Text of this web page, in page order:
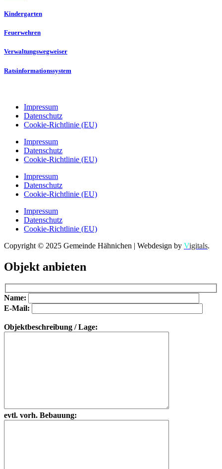
Kindergarten
Feuerwehren
Verwaltungswegweiser
Ratsinformationssystem
Impressum
Datenschutz
Cookie-Richtlinie (EU)
Impressum
Datenschutz
Cookie-Richtlinie (EU)
Impressum
Datenschutz
Cookie-Richtlinie (EU)
Impressum
Datenschutz
Cookie-Richtlinie (EU)
Copyright © 2025 Gemeinde Hähnichen | Webdesign by Vigitals.
Objekt anbieten
Bitte lasse dieses Feld leer.
Bitte lasse dieses Feld leer.
Name:
E-Mail:
Objektbeschreibung / Lage:
evtl. vorh. Bebauung: